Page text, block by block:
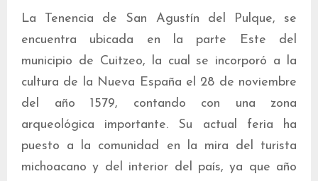
La Tenencia de San Agustín del Pulque, se
encuentra ubicada en la parte Este del
municipio de Cuitzeo, la cual se incorporó a la
cultura de la Nueva España el 28 de noviembre
del año 1579, contando con una zona
arqueológica importante. Su actual feria ha
puesto a la comunidad en la mira del turista
michoacano y del interior del país, ya que año